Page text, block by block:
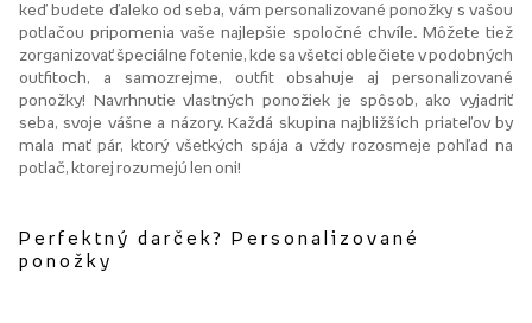
keď budete ďaleko od seba, vám personalizované ponožky s vašou
potlačou pripomenia vaše najlepšie spoločné chvíle. Môžete tiež
zorganizovať špeciálne fotenie, kde sa všetci oblečiete v podobných
outfitoch, a samozrejme, outfit obsahuje aj personalizované
ponožky! Navrhnutie vlastných ponožiek je spôsob, ako vyjadriť
seba, svoje vášne a názory. Každá skupina najbližších priateľov by
mala mať pár, ktorý všetkých spája a vždy rozosmeje pohľad na
potlač, ktorej rozumejú len oni!
Perfektný darček? Personalizované
ponožky